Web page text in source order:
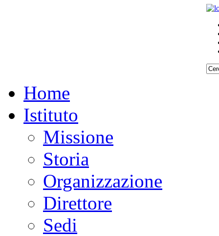
Home
Istituto
Missione
Storia
Organizzazione
Direttore
Sedi